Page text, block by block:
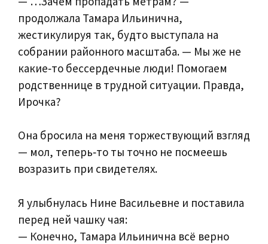
продолжала Тамара Ильинична,
жестикулируя так, будто выступала на
собрании районного масштаба. — Мы же не
какие‑то бессердечные люди! Помогаем
родственнице в трудной ситуации. Правда,
Ирочка?
Она бросила на меня торжествующий взгляд
— мол, теперь‑то ты точно не посмеешь
возразить при свидетелях.
Я улыбнулась Нине Васильевне и поставила
перед ней чашку чая:
— Конечно, Тамара Ильинична всё верно